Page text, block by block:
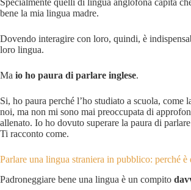
Specialmente quelli di lingua anglofona capita
bene la mia lingua madre.
Dovendo interagire con loro, quindi, è
loro lingua.
Ma io ho paura di parlare inglese.
Si, ho paura perché l’ho studiato a scuola, come
noi, ma non mi sono mai preoccupata di
allenato. Io ho dovuto superare la paura di
Ti racconto come.
Parlare una lingua straniera in pubblico: perché
Padroneggiare bene una lingua è un compito